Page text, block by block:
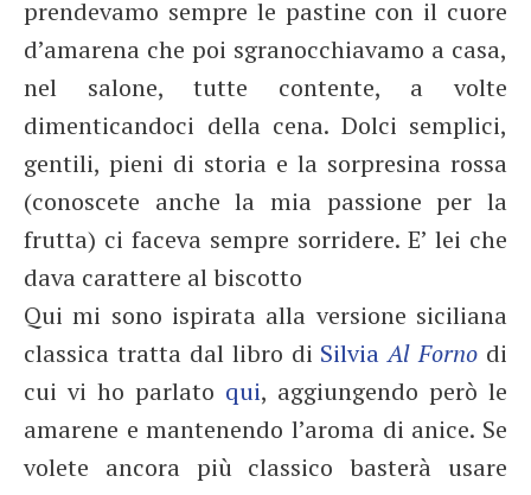
prendevamo sempre le pastine con il cuore
d’amarena che poi sgranocchiavamo a casa,
nel salone, tutte contente, a volte
dimenticandoci della cena. Dolci semplici,
gentili, pieni di storia e la sorpresina rossa
(conoscete anche la mia passione per la
frutta) ci faceva sempre sorridere. E’ lei che
dava carattere al biscotto
Qui mi sono ispirata alla versione siciliana
classica tratta dal libro di Silvia Al Forno di
cui vi ho parlato qui, aggiungendo però le
amarene e mantenendo l’aroma di anice. Se
volete ancora più classico basterà usare